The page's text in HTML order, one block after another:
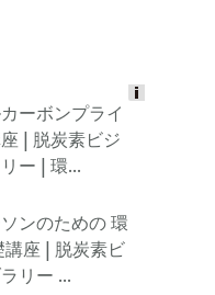
ーボンプライ
| 脱炭素ビジ
ー | 環...
ンのための 環
座 | 脱炭素ビ
リー ...